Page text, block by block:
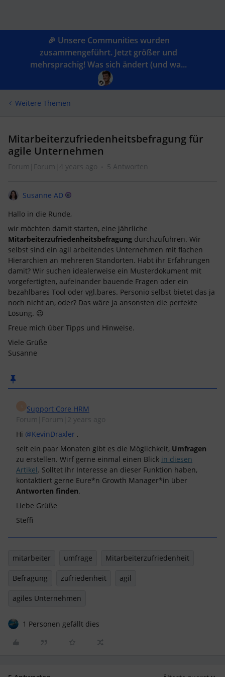
🎉 Unsere Communities wurden
zusammengeführt. Jetzt größer und
mehrsprachig! Was sich ändert (und wa...
Weitere Themen
Mitarbeiterzufriedenheitsbefragung für
agile Unternehmen
Forum|Forum|4 years ago 5 Antworten
Susanne AD
Hallo in die Runde,
wir möchten damit starten, eine jährliche
Mitarbeiterzufriedenheitsbefragung durchzuführen. Wir
selbst sind ein agil arbeitendes Unternehmen mit flachen
Hierarchien an mehreren Standorten. Habt ihr Erfahrungen
damit? Wir suchen idealerweise ein Musterdokument mit
vorgefertigten, aufeinander bauende Fragen oder ein
bezahlbares Tool oder vgl.bares. Personio selbst bietet das ja
noch nicht an, oder? Das wäre ja ansonsten die perfekte
Lösung. 😉
Freue mich über Tipps und Hinweise.
Viele Grüße
Susanne
Support Core HRM
Forum|Forum|2 years ago
Hi @KevinDraxler ,
seit ein paar Monaten gibt es die Möglichkeit, Umfragen
zu erstellen. Wirf gerne einmal einen Blick in diesen
Artikel. Solltet Ihr Interesse an dieser Funktion haben,
kontaktiert gerne Eure*n Growth Manager*in über
Antworten finden.
Liebe Grüße
Steffi
mitarbeiter umfrage Mitarbeiterzufriedenheit
Befragung zufriedenheit agil
agiles Unternehmen
1 Personen gefällt dies